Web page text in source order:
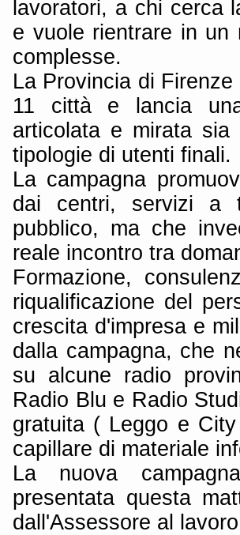
lavoratori, a chi cerca
e vuole rientrare in un
complesse.
La Provincia di
11 città e lancia
articolata e mirata sia
tipologie di utenti finali.
La campagna
dai centri, servizi a
pubblico, ma che
reale incontro tra
Formazione,
riqualificazione del
crescita d'impresa e
dalla campagna, che
su alcune radio
Radio Blu e Radio
gratuita ( Leggo e
capillare di materiale
La nuova
presentata questa
dall'Assessore al